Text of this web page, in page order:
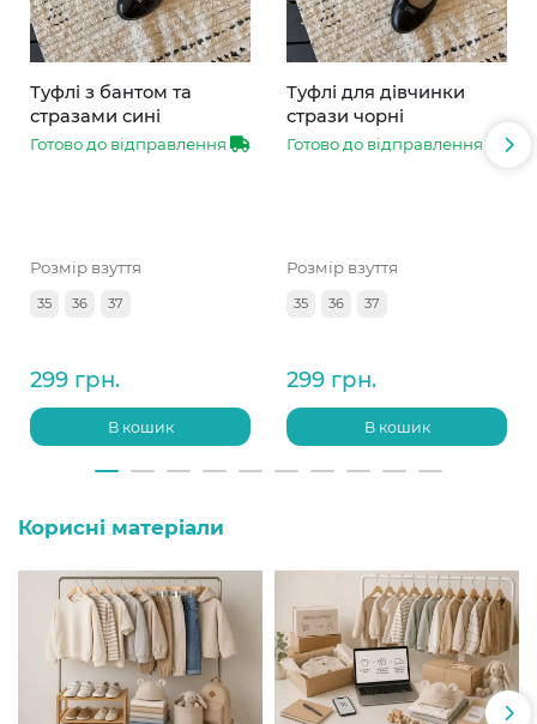
Туфлі з бантом та
стразами сині
Готово до відправлення
Розмір взуття
35 36 37
299 грн.
В кошик
Туфлі для дівчинки
стрази чорні
Готово до відправлення
Розмір взуття
35 36 37
299 грн.
В кошик
Корисні матеріали